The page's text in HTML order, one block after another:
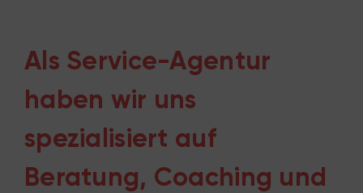
Als Service-Agentur
haben wir uns
spezialisiert auf
Beratung, Coaching und